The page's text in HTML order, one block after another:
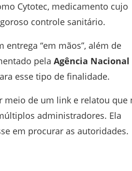
Cytotec, medicamento cujo
controle sanitário.
“em mãos”, além de
pela Agência Nacional
esse tipo de finalidade.
meio de um link e relatou que
administradores. Ela
em procurar as autoridades.